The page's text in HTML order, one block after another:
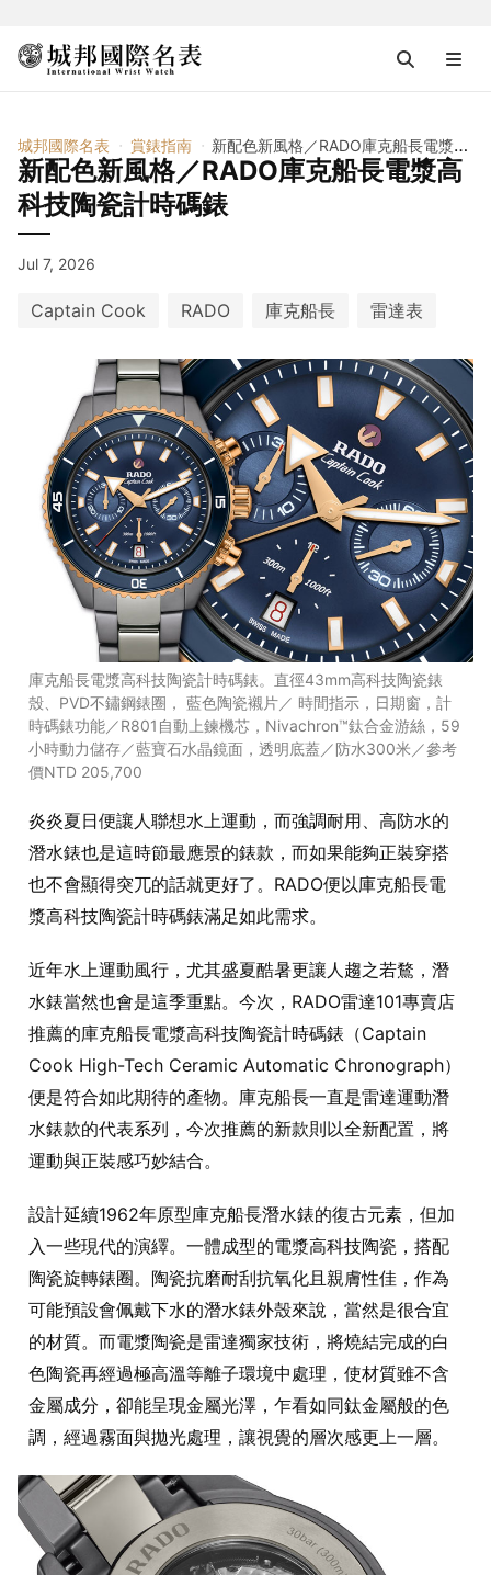
城邦國際名表 賞錶指南 新配色新風格／RADO庫克船長電漿高科技陶瓷計時碼錶
新配色新風格／RADO庫克船長電漿高
科技陶瓷計時碼錶
Jul 7, 2026
Captain Cook RADO 庫克船長 雷達表
庫克船長電漿高科技陶瓷計時碼錶。直徑43mm高科技陶瓷錶
殼、PVD不鏽鋼錶圈， 藍色陶瓷襯片／ 時間指示，日期窗，計
時碼錶功能／R801自動上鍊機芯，Nivachron™鈦合金游絲，59
小時動力儲存／藍寶石水晶鏡面，透明底蓋／防水300米／參考
價NTD 205,700
炎炎夏日便讓人聯想水上運動，而強調耐用、高防水的
潛水錶也是這時節最應景的錶款，而如果能夠正裝穿搭
也不會顯得突兀的話就更好了。RADO便以庫克船長電
漿高科技陶瓷計時碼錶滿足如此需求。
近年水上運動風行，尤其盛夏酷暑更讓人趨之若鶩，潛
水錶當然也會是這季重點。今次，RADO雷達101專賣店
推薦的庫克船長電漿高科技陶瓷計時碼錶（Captain
Cook High-Tech Ceramic Automatic Chronograph）
便是符合如此期待的產物。庫克船長一直是雷達運動潛
水錶款的代表系列，今次推薦的新款則以全新配置，將
運動與正裝感巧妙結合。
設計延續1962年原型庫克船長潛水錶的復古元素，但加
入一些現代的演繹。一體成型的電漿高科技陶瓷，搭配
陶瓷旋轉錶圈。陶瓷抗磨耐刮抗氧化且親膚性佳，作為
可能預設會佩戴下水的潛水錶外殼來說，當然是很合宜
的材質。而電漿陶瓷是雷達獨家技術，將燒結完成的白
色陶瓷再經過極高溫等離子環境中處理，使材質雖不含
金屬成分，卻能呈現金屬光澤，乍看如同鈦金屬般的色
調，經過霧面與拋光處理，讓視覺的層次感更上一層。